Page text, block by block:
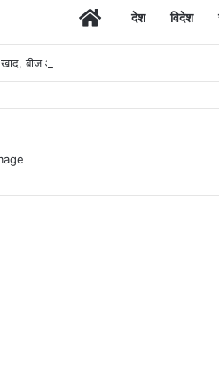
Homeदेश विदेश
खाद, बीज और उर्वरकों की समय पर उपलब्धता से